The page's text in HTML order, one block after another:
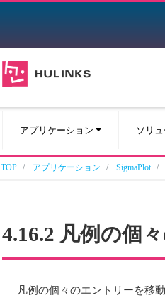
アプリケーション ソリ
TOP アプリケーション SigmaPlot
4.16.2 凡例の個
凡例の個々のエントリーを移